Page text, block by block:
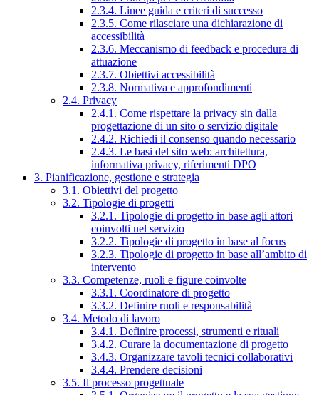
2.3.4. Linee guida e criteri di successo
2.3.5. Come rilasciare una dichiarazione di
accessibilità
2.3.6. Meccanismo di feedback e procedura di
attuazione
2.3.7. Obiettivi accessibilità
2.3.8. Normativa e approfondimenti
2.4. Privacy
2.4.1. Come rispettare la privacy sin dalla
progettazione di un sito o servizio digitale
2.4.2. Richiedi il consenso quando necessario
2.4.3. Le basi del sito web: architettura,
informativa privacy, riferimenti DPO
3. Pianificazione, gestione e strategia
3.1. Obiettivi del progetto
3.2. Tipologie di progetti
3.2.1. Tipologie di progetto in base agli attori
coinvolti nel servizio
3.2.2. Tipologie di progetto in base al focus
3.2.3. Tipologie di progetto in base all’ambito di
intervento
3.3. Competenze, ruoli e figure coinvolte
3.3.1. Coordinatore di progetto
3.3.2. Definire ruoli e responsabilità
3.4. Metodo di lavoro
3.4.1. Definire processi, strumenti e rituali
3.4.2. Curare la documentazione di progetto
3.4.3. Organizzare tavoli tecnici collaborativi
3.4.4. Prendere decisioni
3.5. Il processo progettuale